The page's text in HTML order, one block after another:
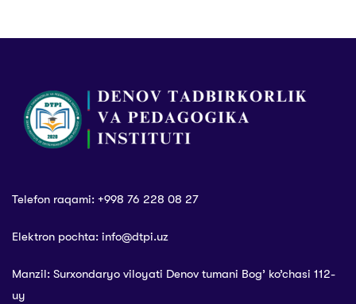
Telefon raqami: +998 76 228 08 27
Elektron pochta: info@dtpi.uz
Manzil: Surxondaryo viloyati Denov tumani Bog’ ko’chasi 112-
uy